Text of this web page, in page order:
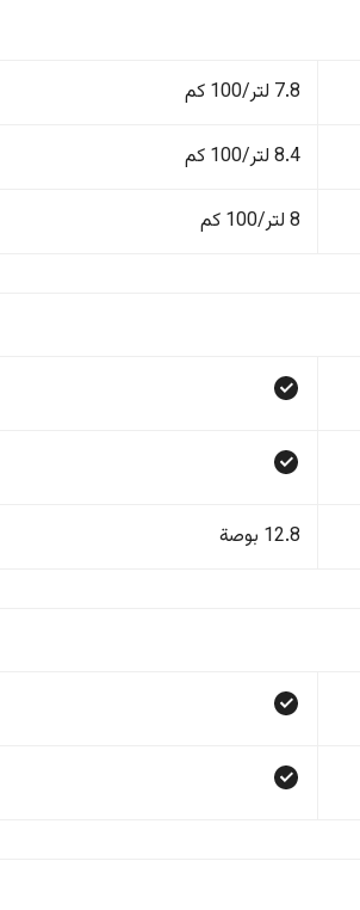
7.8 لتر/100 كم
8.4 لتر/100 كم
8 لتر/100 كم
12.8 بوصة